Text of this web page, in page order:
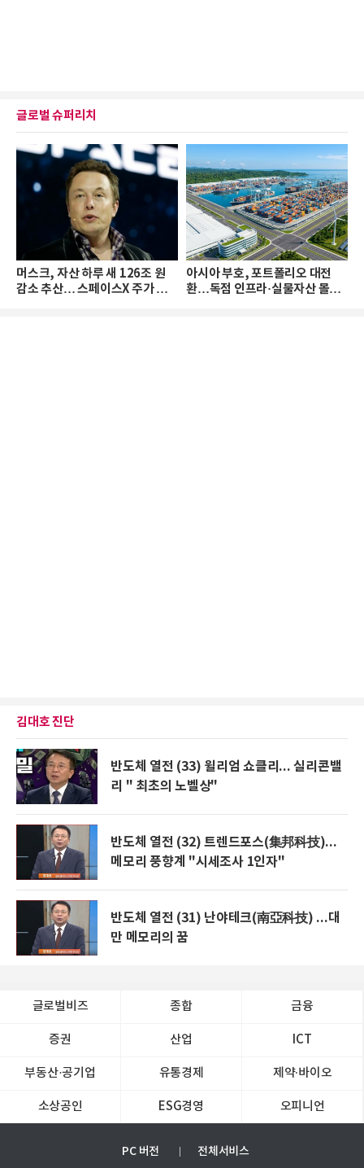
글로벌 슈퍼리치
머스크, 자산 하루 새 126조 원
감소 추산… 스페이스X 주가 하
아시아 부호, 포트폴리오 대전
환…독점 인프라·실물자산 몰린
김대호 진단
반도체 열전 (33) 윌리엄 쇼클리... 실리콘밸
리 " 최초의 노벨상"
반도체 열전 (32) 트렌드포스(集邦科技)...
메모리 풍향계 "시세조사 1인자"
반도체 열전 (31) 난야테크(南亞科技) ...대
만 메모리의 꿈
글로벌비즈 종합 금융
증권 산업 ICT
부동산·공기업 유통경제 제약∙바이오
소상공인 ESG경영 오피니언
PC 버전 전체서비스